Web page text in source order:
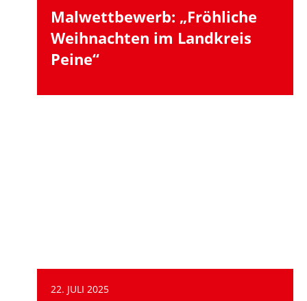
Malwettbewerb: „Fröhliche
Weihnachten im Landkreis
Peine“
22. JULI 2025